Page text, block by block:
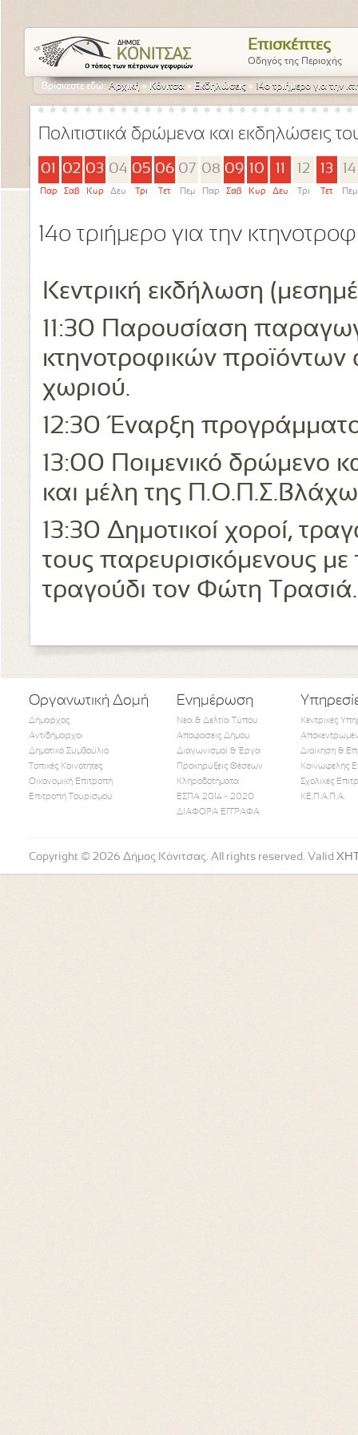
Επισκέπτες
Οδηγός της Περιοχής
Βρίσκεστε εδώ:Αρχική » Κόνιτσα » Εκδηλώσεις » 14o τριήμερο για την
Πολιτιστικά δρώμενα και εκδηλώσεις
01
Παρ
02
Σαβ
03
Κυρ
04
Δευ
05
Τρι
06
Τετ
07
Πεμ
08
Παρ
09
Σαβ
10
Κυρ Δευ
12
Τρι
13
Τετ
14
Πεμ
14o τριήμερο για την
Κεντρική εκδήλωση
11:30 Παρουσίαση
κτηνοτροφικών
χωριού.
12:30 Έναρξη
13:00 Ποιμενικό δρώμενο
και μέλη της
13:30 Δημοτικοί χοροί,
τους παρευρισκόμενους
τραγούδι τον Φώτη Τρασιά.
Οργανωτική Δομή
Δήμαρχος
Αντιδήμαρχοι
Δημοτικό Συμβούλιο
Τοπικές Κοινότητες
Οικονομική Επιτροπή
Επιτροπή Τουρισμού
Ενημέρωση
Νέα & Δελτία Τύπου
Αποφάσεις Δήμου
Διαγωνισμοί & Έργα
Προκηρύξεις Θέσεων
Κληροδοτήματα
ΕΣΠΑ 2014 - 2020
ΔΙΑΦΟΡΑ ΕΓΓΡΑΦΑ
Κεντρικές
Διοίκηση &
Κοινωφελής
Σχολικές
ΚΕ.Π.Α.Π.Α.
Follow Us
Copyright © 2026 Δήμος Κόνιτσας. All rights reserved. Valid